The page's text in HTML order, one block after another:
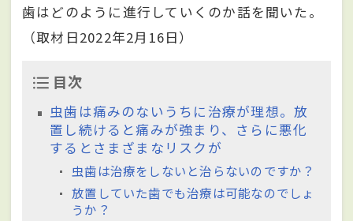
歯はどのように進行していくのか話を聞いた。
（取材日2022年2月16日）
目次
虫歯は痛みのないうちに治療が理想。放
置し続けると痛みが強まり、さらに悪化
するとさまざまなリスクが
虫歯は治療をしないと治らないのですか？
放置していた歯でも治療は可能なのでしょ
うか？